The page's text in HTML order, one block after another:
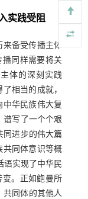
实践受阻
来备受传播主体
同样需要将关
体的深刻实践
相当的成就，
华民族伟大复
谱写了一个个艰
同进步的伟大篇
共同体意识等概
语实现了中华民
。正如鲍曼所
共同体的其他人